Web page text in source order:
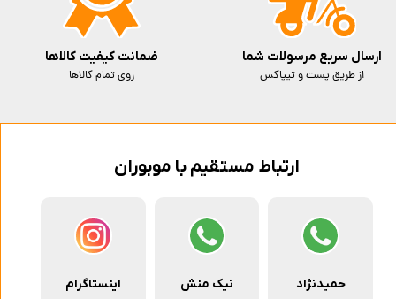
ارتباط مستقیم با موبوران
حمیدنژاد نیک منش اینستاگرام
ارسال سریع مرسولات شما
از طریق پست و تیپاکس
ضمانت کیفیت کالاها
روی تمام کالاها